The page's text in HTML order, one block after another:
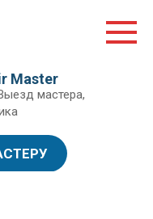
Master
мастера,